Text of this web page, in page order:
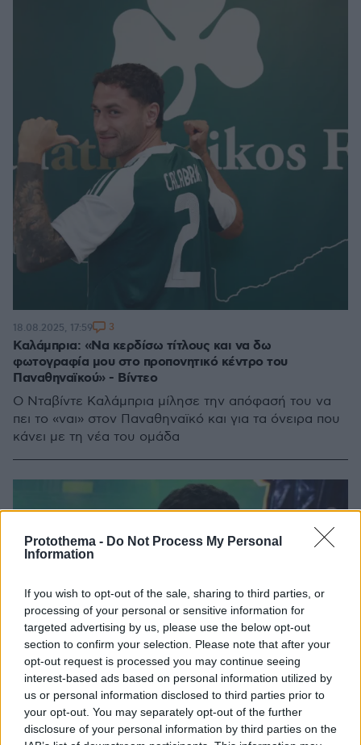
Protothema - Do Not Process My Personal
Information
If you wish to opt-out of the sale, sharing to third parties, or
processing of your personal or sensitive information for
targeted advertising by us, please use the below opt-out
section to confirm your selection. Please note that after your
opt-out request is processed you may continue seeing
interest-based ads based on personal information utilized by
us or personal information disclosed to third parties prior to
your opt-out. You may separately opt-out of the further
disclosure of your personal information by third parties on the
Καλάμπρια: «Να κερδίσω τίτλους και να δω
φωτογραφία μου στο προπονητικό κέντρο του
Παναθηναϊκού» - Βίντεο
Ο Νταβίντε Καλάμπρια μίλησε την απόφασή του να
πει το «ναι» στον Παναθηναϊκό και για τα όνειρα που
κάνει με τη νέα του ομάδα
18.08.2025, 17:59 3